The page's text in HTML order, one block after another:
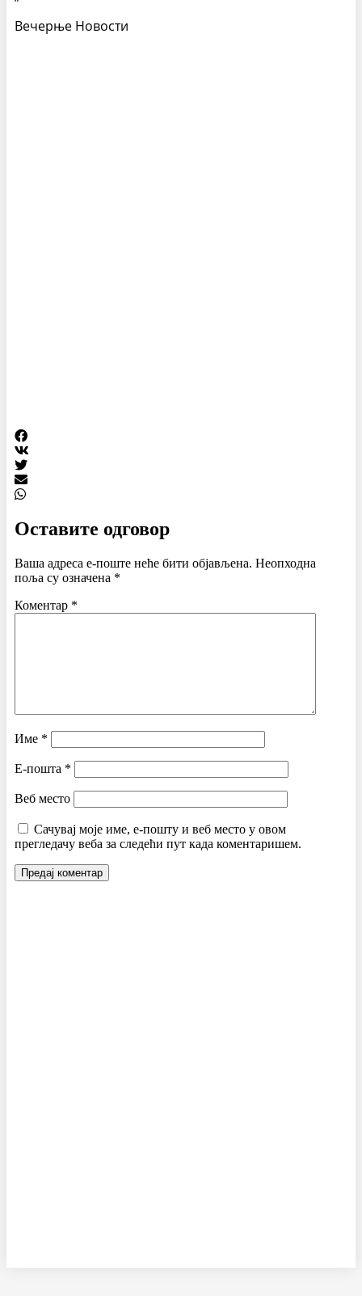
Вечерње Новости
Оставите одговор
Ваша адреса е-поште неће бити објављена. Неопходна
поља су означена *
Коментар *
Име *
Е-пошта *
Веб место
Сачувај моје име, е-пошту и веб место у овом
прегледачу веба за следећи пут када коментаришем.